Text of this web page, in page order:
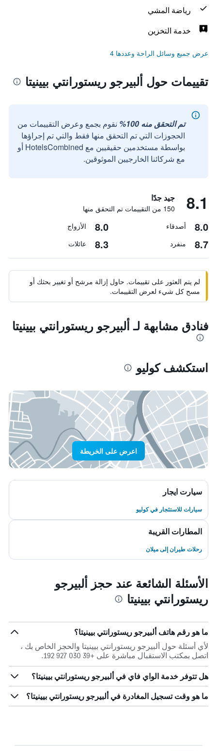
رياضة المشي
خدمة التخزين
عرض جميع وسائل الراحة وعددها 4
تقييمات حول ألبيرجو ريستورانتي بيينيتا
تم التحقق منه 100%
نقوم بجمع وعرض التقييمات من
الحجوزات التي تم التحقق منها فقط والتي تم إجراؤها
بواسطة مستخدمين حقيقيين مع HotelsCombined أو
مع شركائنا الخارجيين الموثوقين.
8.1 جيد جدًا
150 من التقييمات تم التحقق منها
8.0 أصدقاء 8.0 الأزواج
8.7 منفرد 8.3 عائلات
لم يتم العثور على تقييمات. حاول إزالة مرشح أو تغيير بحثك أو
مسح كل شيء لعرض التقييمات.
فنادق مشابهة لـ ألبيرجو ريستورانتي بيينيتا
استكشف كوليو
اعرض على الخريطة
سيارت ايجار
سيارات للاستئجار في كوليو
المطارات القريبة
رحلات طيران إلى ميلان
الأسئلة الشائعة عند حجز ألبيرجو
ريستورانتي بيينيتا
ما هو رقم هاتف ألبيرجو ريستورانتي بيينيتا؟
لأي أسئلة حول ألبيرجو ريستورانتي بيينيتا والحجز الخاص بك ،
اتصل بمكتب الاستقبال مباشرة على +39 030 927 192.
هل تتوفر خدمة الواي فاي في ألبيرجو ريستورانتي بيينيتا؟
ما هو وقت تسجيل المغادرة في ألبيرجو ريستورانتي بيينيتا؟